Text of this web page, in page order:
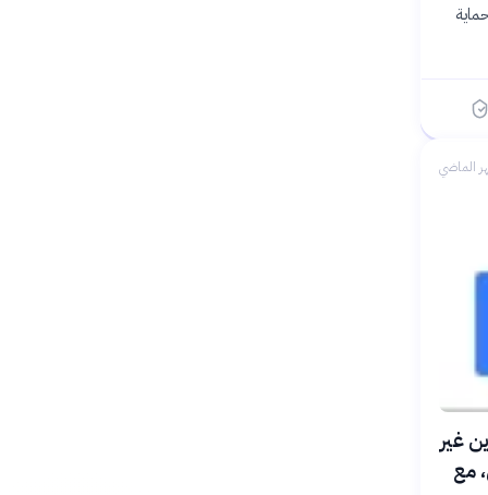
الماضي
غير
مع